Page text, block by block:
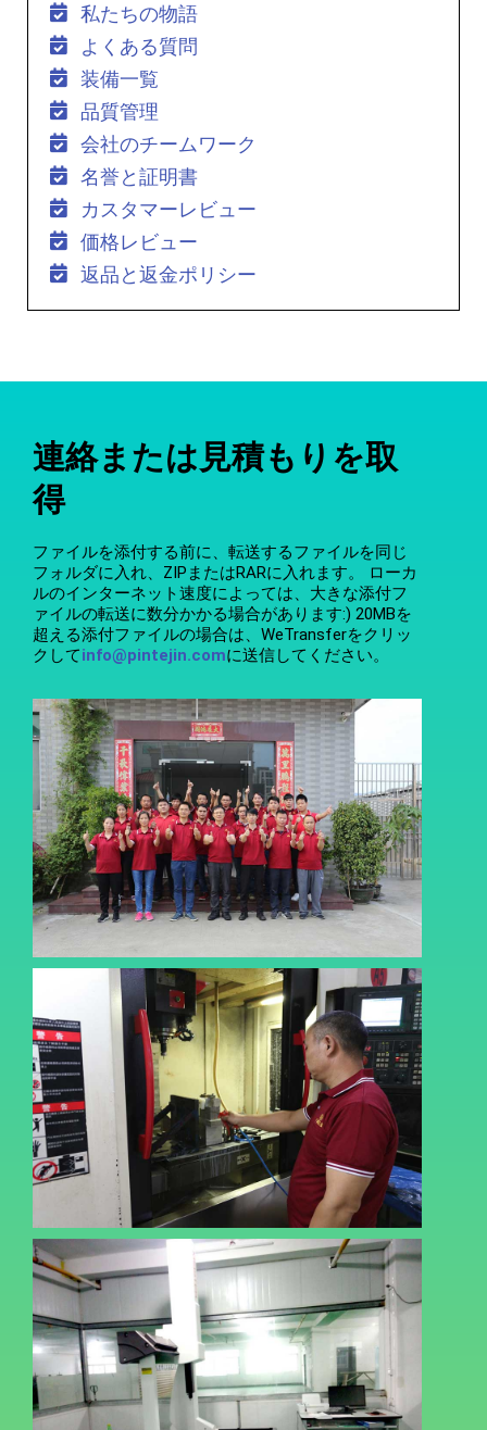
私たちの物語
よくある質問
装備一覧
品質管理
会社のチームワーク
名誉と証明書
カスタマーレビュー
価格レビュー
返品と返金ポリシー
連絡または見積もりを取
得
ファイルを添付する前に、転送するファイルを同じ
フォルダに入れ、ZIPまたはRARに入れます。 ローカ
ルのインターネット速度によっては、大きな添付フ
ァイルの転送に数分かかる場合があります:) 20MBを
超える添付ファイルの場合は、WeTransferをクリッ
クしてinfo@pintejin.comに送信してください。